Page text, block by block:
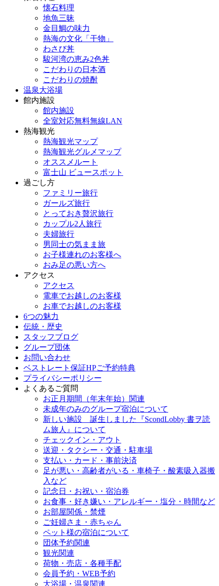
懐石料理
地魚三昧
金目鯛の味力
熱海の文化「干物」
わさび丼
駿河湾の恵み2色丼
こだわりの日本酒
こだわりの焼酎
温泉大浴場
館内施設
館内施設
全室対応無料無線LAN
熱海観光
熱海観光マップ
熱海観光グルメマップ
オススメルート
富士山 ビュースポット
過ごし方
ファミリー旅行
ガールズ旅行
とっておき贅沢旅行
カップル2人旅行
夫婦旅行
男同士の気まま旅
お子様連れのお客様へ
おみ足の悪い方へ
アクセス
アクセス
電車でお越しのお客様
お車でお越しのお客様
6つの魅力
伝統・歴史
スタッフブログ
グループ団体
お問い合わせ
ベストレート保証HPご予約特典
プライバシーポリシー
よくあるご質問
お正月期間（年末年始）関連
未成年のみのグループ宿泊について
新しい施設 誕生しました『ScondLobby 書ヲ読
ム旅人』について
チェックイン・アウト
送迎・タクシー・交通・駐車場
支払い・カード・事前決済
足が悪い・高齢者がいる・車椅子・酸素吸入器搬
入など
記念日・お祝い・宿泊券
お食事・好き嫌い・アレルギー・塩分・時間など
お部屋関係・禁煙
ご妊婦さま・赤ちゃん
ペット様の宿泊について
団体予約関連
観光関連
荷物・売店・各種手配
会員予約・WEB予約
大浴場・温泉関連